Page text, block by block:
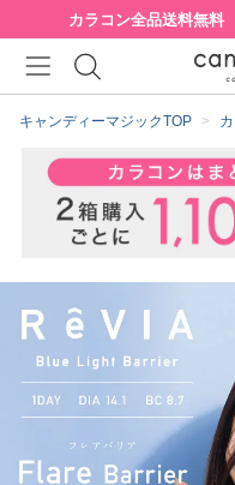
カラコン全品送料無料
キャンディーマジックTOP